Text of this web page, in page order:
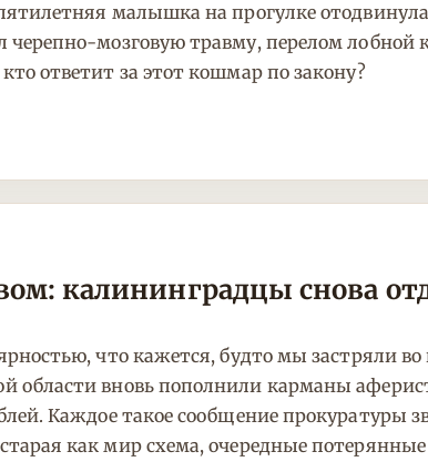
малышка на прогулке
мозговую травму, перелом лобной
ответит за этот кошмар по закону?
калининградцы снова
что кажется, будто мы застряли
области вновь пополнили карманы
Каждое такое сообщение прокуратуры
как мир схема, очередные